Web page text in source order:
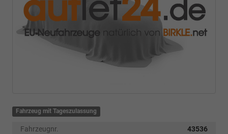
Fahrzeug mit Tageszulassung
Fahrzeugnr.
43536